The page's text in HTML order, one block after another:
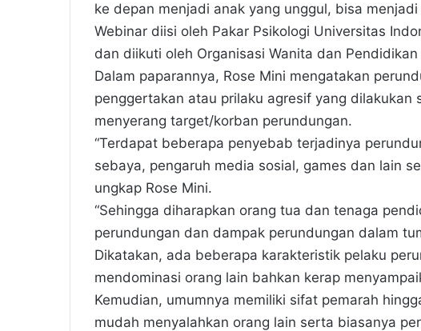
ke depan menjadi anak yang unggul, bisa
Webinar diisi oleh Pakar Psikologi Universitas
dan diikuti oleh Organisasi Wanita dan
Dalam paparannya, Rose Mini mengatakan
penggertakan atau prilaku agresif yang dilakukan
menyerang target/korban perundungan.
“Terdapat beberapa penyebab terjadinya
sebaya, pengaruh media sosial, games dan lain
ungkap Rose Mini.
“Sehingga diharapkan orang tua dan tenaga
perundungan dan dampak perundungan dalam
Dikatakan, ada beberapa karakteristik pelaku
mendominasi orang lain bahkan kerap
Kemudian, umumnya memiliki sifat pemarah
mudah menyalahkan orang lain serta biasanya